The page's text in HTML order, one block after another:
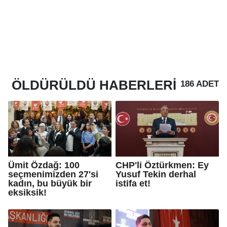
ÖLDÜRÜLDÜ HABERLERI 186 ADET
Ümit Özdağ: 100
seçmenimizden 27'si
kadın, bu büyük bir
eksiksik!
CHP'li Öztürkmen: Ey
Yusuf Tekin derhal
istifa et!